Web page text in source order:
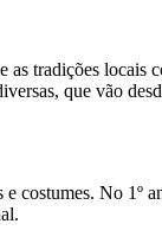
tradições locais
que vão
costumes. No 1º